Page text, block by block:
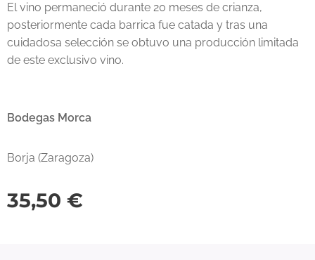
El vino permaneció durante 20 meses de crianza,
posteriormente cada barrica fue catada y tras una
cuidadosa selección se obtuvo una producción limitada
de este exclusivo vino.
Bodegas Morca
Borja (Zaragoza)
35,50 €